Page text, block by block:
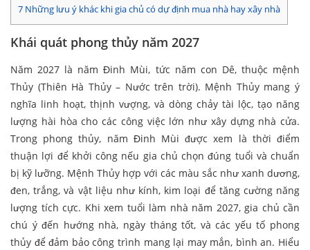
7 Những lưu ý khác khi gia chủ có dự định mua nhà hay xây nhà
Khái quát phong thủy năm 2027
Năm 2027 là năm Đinh Mùi, tức năm con Dê, thuộc mệnh
Thủy (Thiên Hà Thủy – Nước trên trời). Mệnh Thủy mang ý
nghĩa linh hoạt, thịnh vượng, và dòng chảy tài lộc, tạo năng
lượng hài hòa cho các công việc lớn như xây dựng nhà cửa.
Trong phong thủy, năm Đinh Mùi được xem là thời điểm
thuận lợi để khởi công nếu gia chủ chọn đúng tuổi và chuẩn
bị kỹ lưỡng. Mệnh Thủy hợp với các màu sắc như xanh dương,
đen, trắng, và vật liệu như kính, kim loại để tăng cường năng
lượng tích cực. Khi xem tuổi làm nhà năm 2027, gia chủ cần
chú ý đến hướng nhà, ngày tháng tốt, và các yếu tố phong
thủy để đảm bảo công trình mang lại may mắn, bình an. Hiểu